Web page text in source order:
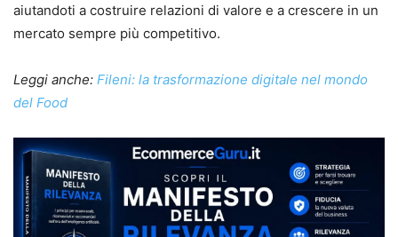
aiutandoti a costruire relazioni di valore e a crescere in un
mercato sempre più competitivo.
Leggi anche: Fileni: la trasformazione digitale nel mondo
del Food